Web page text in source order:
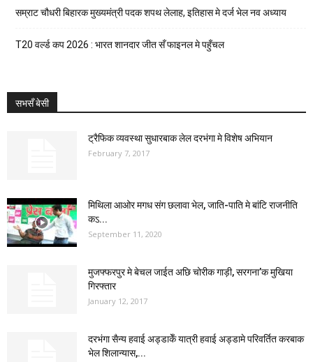
सम्राट चौधरी बिहारक मुख्यमंत्री पदक शपथ लेलाह, इतिहास मे दर्ज भेल नव अध्याय
T20 वर्ल्ड कप 2026 : भारत शानदार जीत सँ फाइनल मे पहुँचल
सभसँ बेसी
ट्रैफिक व्यवस्था सुधारबाक लेल दरभंगा मे विशेष अभियान
February 7, 2017
मिथिला आओर मगध संग छलावा भेल, जाति-पाति मे बांटि राजनीति
कऽ...
September 11, 2020
मुजफ्फरपुर मे बेचल जाईत अछि चोरीक गाड़ी, सरगना’क मुखिया
गिरफ्तार
January 12, 2017
दरभंगा सैन्य हवाई अड्डाकेँ यात्री हवाई अड्डामे परिवर्तित करबाक
भेल शिलान्यास,...